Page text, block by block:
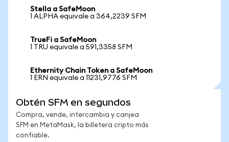
Stella a SafeMoon
1 ALPHA equivale a 364,2239 SFM
TrueFi a SafeMoon
1 TRU equivale a 591,3358 SFM
Ethernity Chain Token a SafeMoon
1 ERN equivale a 11231,9776 SFM
Obtén SFM en segundos
Compra, vende, intercambia y canjea
SFM en MetaMask, la billetera cripto más
confiable.